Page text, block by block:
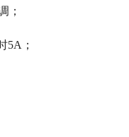
；
；